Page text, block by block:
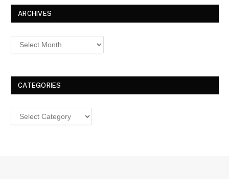
ARCHIVES
Archives
CATEGORIES
Categories